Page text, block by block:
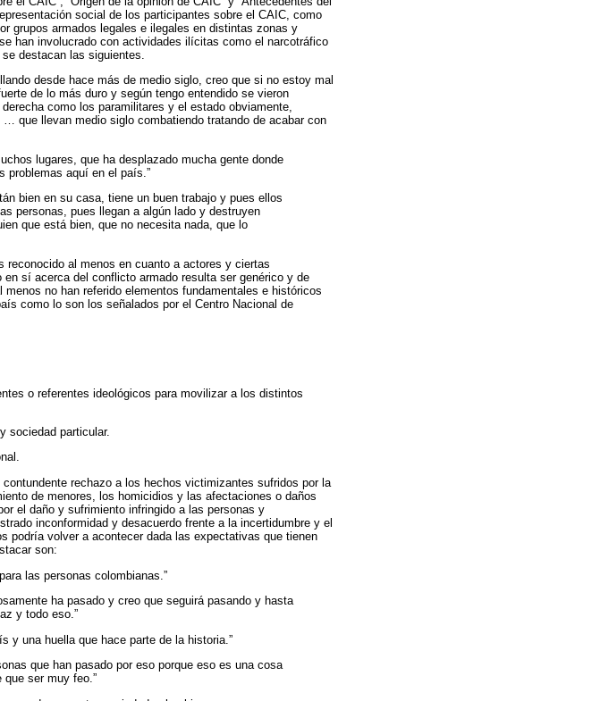
social de los participantes sobre el CAIC, como
grupos armados legales e ilegales en distintas zonas y
han involucrado con actividades ilícitas como el narcotráfico
destacan las siguientes.
desde hace más de medio siglo, creo que si no estoy mal
de lo más duro y según tengo entendido se vieron
como los paramilitares y el estado obviamente,
que llevan medio siglo combatiendo tratando de acabar con
lugares, que ha desplazado mucha gente donde
problemas aquí en el país.”
bien en su casa, tiene un buen trabajo y pues ellos
personas, pues llegan a algún lado y destruyen
que está bien, que no necesita nada, que lo
reconocido al menos en cuanto a actores y ciertas
sí acerca del conflicto armado resulta ser genérico y de
no han referido elementos fundamentales e históricos
como lo son los señalados por el Centro Nacional de
o referentes ideológicos para movilizar a los distintos
sociedad particular.
rechazo a los hechos victimizantes sufridos por la
de menores, los homicidios y las afectaciones o daños
el daño y sufrimiento infringido a las personas y
inconformidad y desacuerdo frente a la incertidumbre y el
podría volver a acontecer dada las expectativas que tienen
son:
las personas colombianas.”
ha pasado y creo que seguirá pasando y hasta
y todo eso.”
y una huella que hace parte de la historia.”
que han pasado por eso porque eso es una cosa
que ser muy feo.”